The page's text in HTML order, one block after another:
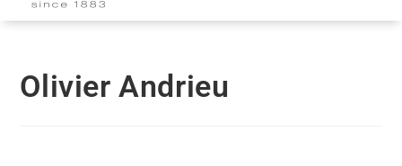
Olivier Andrieu